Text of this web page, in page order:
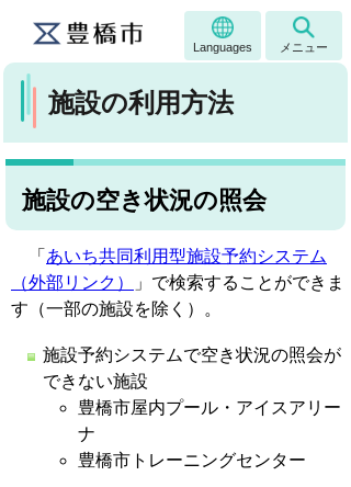
Languages メニュー
施設の利用方法
施設の空き状況の照会
「 あいち共同利用型施設予約システム
（外部リンク）
」で検索することができま
す（一部の施設を除く）。
施設予約システムで空き状況の照会が
できない施設
豊橋市屋内プール・アイスアリー
ナ
豊橋市トレーニングセンター